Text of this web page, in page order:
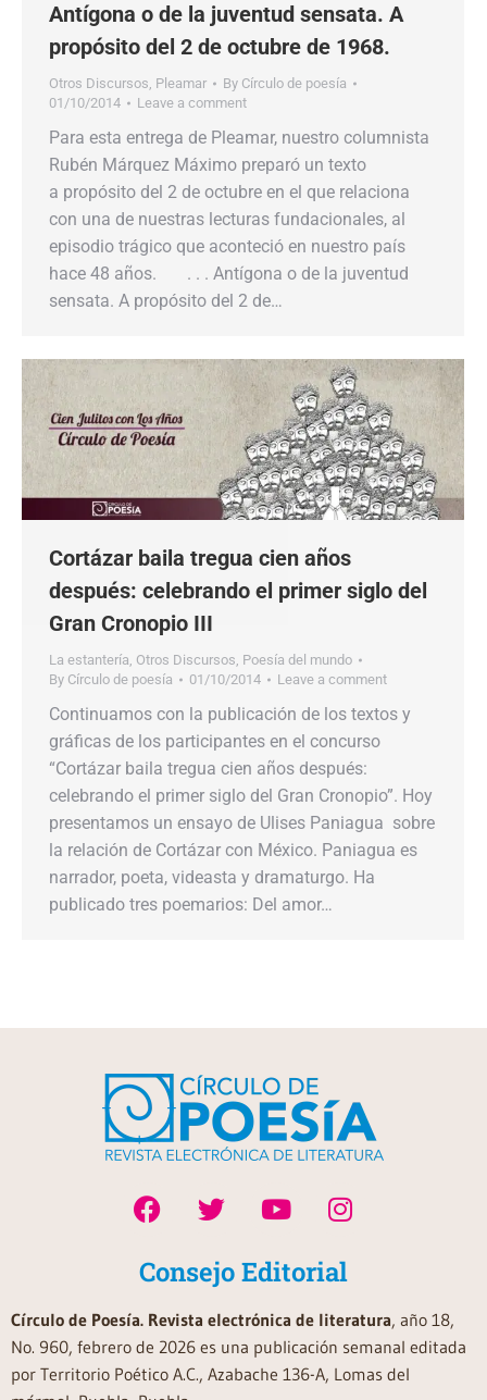
Antígona o de la juventud sensata. A
propósito del 2 de octubre de 1968.
Otros Discursos, Pleamar By Círculo de poesía
01/10/2014
Leave a comment
Para esta entrega de Pleamar, nuestro columnista
Rubén Márquez Máximo preparó un texto
a propósito del 2 de octubre en el que relaciona
con una de nuestras lecturas fundacionales, al
episodio trágico que aconteció en nuestro país
hace 48 años. . . . Antígona o de la juventud
sensata. A propósito del 2 de…
Cortázar baila tregua cien años
después: celebrando el primer siglo del
Gran Cronopio III
La estantería, Otros Discursos, Poesía del mundo
By Círculo de poesía 01/10/2014 Leave a comment
Continuamos con la publicación de los textos y
gráficas de los participantes en el concurso
“Cortázar baila tregua cien años después:
celebrando el primer siglo del Gran Cronopio”. Hoy
presentamos un ensayo de Ulises Paniagua sobre
la relación de Cortázar con México. Paniagua es
narrador, poeta, videasta y dramaturgo. Ha
publicado tres poemarios: Del amor…
Consejo Editorial
Círculo de Poesía. Revista electrónica de literatura, año 18,
No. 960, febrero de 2026 es una publicación semanal editada
por Territorio Poético A.C., Azabache 136-A, Lomas del